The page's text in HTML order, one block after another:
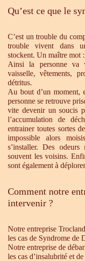
Qu’est ce que le
C’est un trouble du
trouble vivent dans
stockent. Un maître mot
Ainsi la personne va
vaisselle, vêtements,
détritus.
Au bout d’un moment,
personne se retrouve
vite devenir un soucis
l’accumulation de
entrainer toutes sortes
impossible alors
s’installer. Des odeurs
souvent les voisins.
sont également à
Comment notre
intervenir ?
Notre entreprise
les cas de Syndrome de
Notre entreprise de
les cas d’insalubrité et